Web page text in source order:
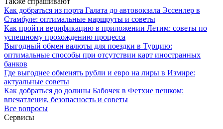
Как добраться из порта Галата до автовокзала Эссенлер в
Стамбуле: оптимальные маршруты и советы
Как пройти верификацию в приложении Летим: советы по
успешному прохождению процесса
Выгодный обмен валюты для поездки в Турцию:
оптимальные способы при отсутствии карт иностранных
банков
Где выгоднее обменять рубли и евро на лиры в Измире:
актуальные советы
Как добраться до долины Бабочек в Фетхие пешком:
впечатления, безопасность и советы
Все вопросы
Сервисы